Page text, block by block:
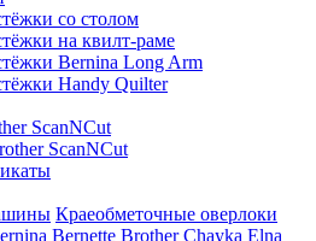
со столом
на квилт-раме
Bernina Long Arm
Handy Quilter
ScanNCut
ScanNCut
Краеобметочные оверлоки
Bernette Brother Chayka Elna